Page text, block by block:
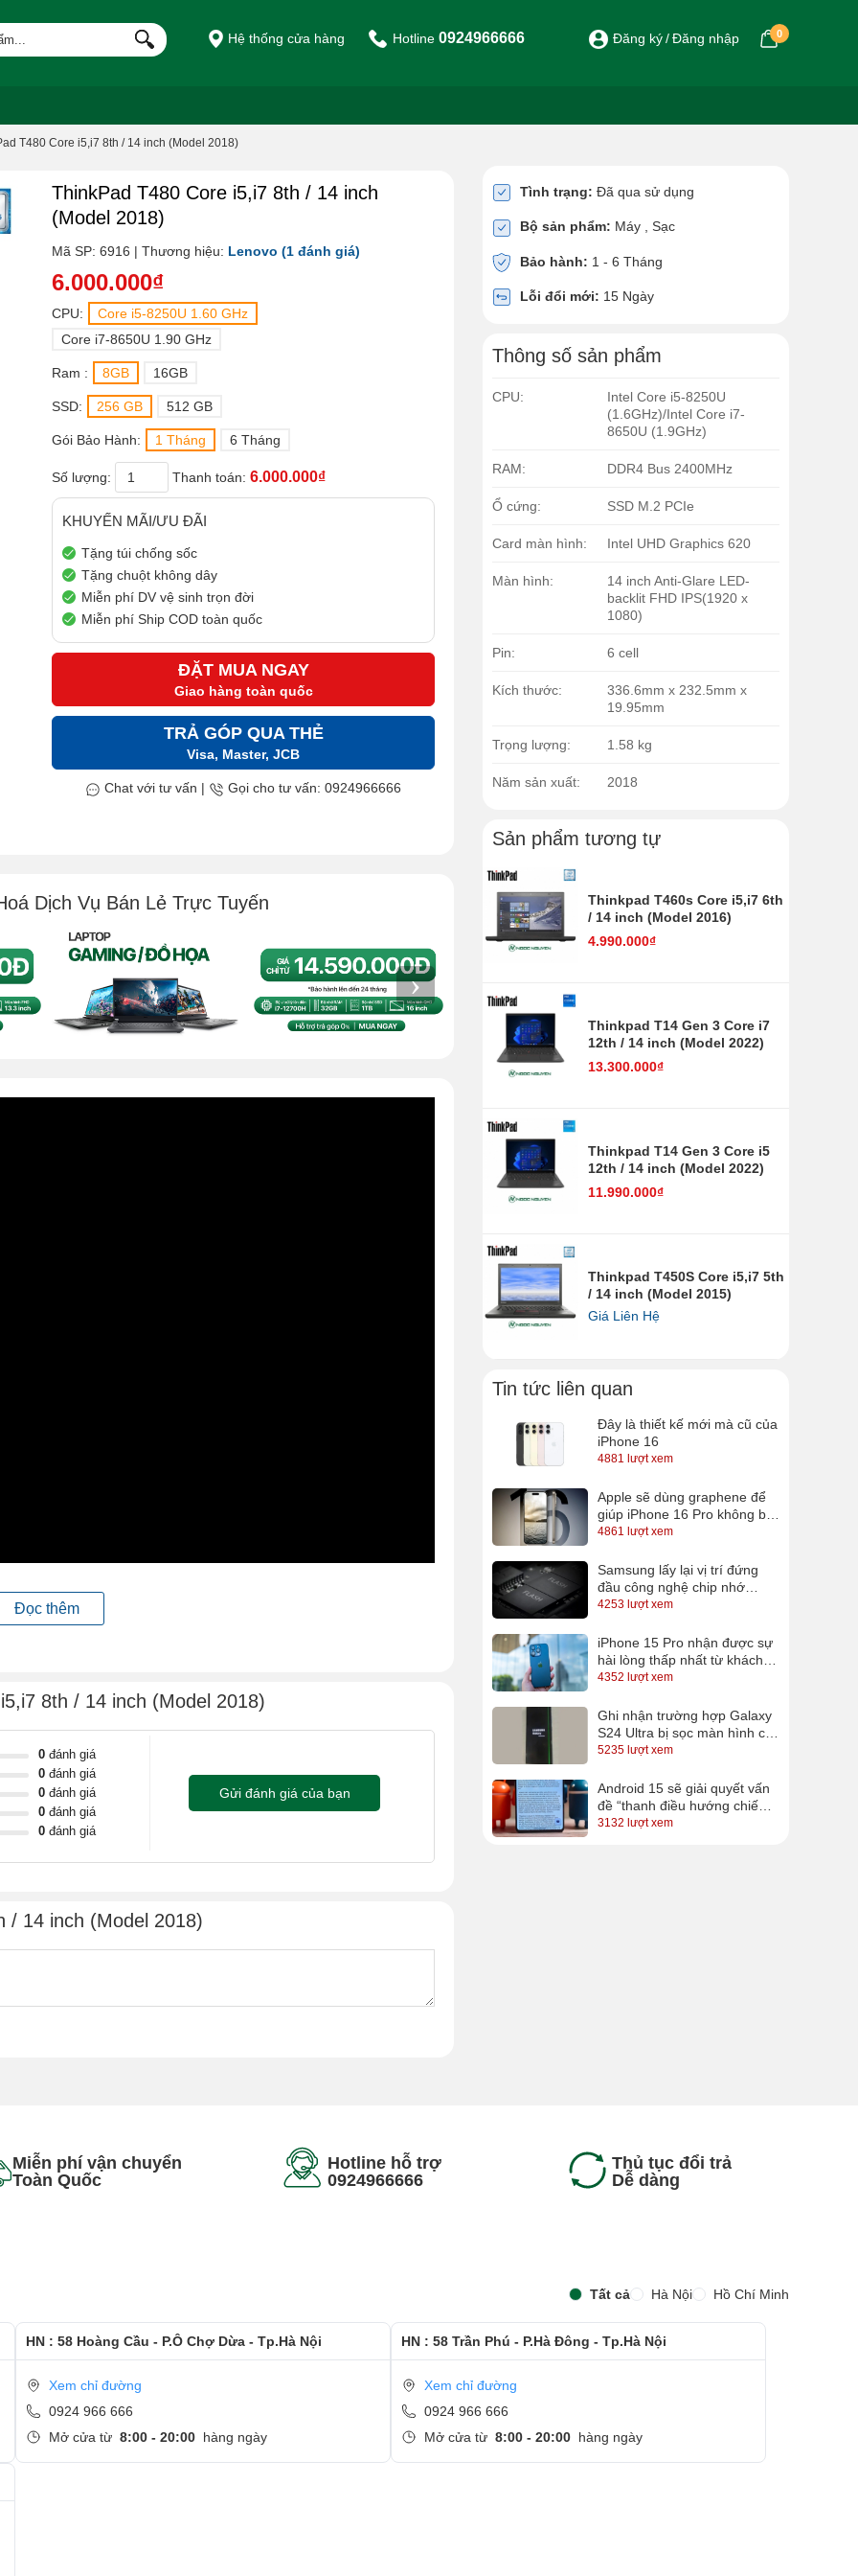
Hệ thống cửa hàng Hotline 0924966666 Đăng ký Đăng nhập 0
T480 Core i5,i7 8th / 14 inch (Model 2018)
ThinkPad T480 Core i5,i7 8th / 14 inch
(Model 2018)
Mã SP: 6916 | Thương hiệu: Lenovo (1 đánh giá)
6.000.000₫
CPU:
Core i5-8250U 1.60 GHz
Core i7-8650U 1.90 GHz
Ram : 8GB 16GB
SSD: 256 GB 512 GB
Gói Bảo Hành: 1 Tháng 6 Tháng
Số lượng: Thanh toán: 6.000.000₫
KHUYẾN MÃI/ƯU ĐÃI
Tặng túi chống sốc
Tặng chuột không dây
Miễn phí DV vệ sinh trọn đời
Miễn phí Ship COD toàn quốc
ĐẶT MUA NGAY
Giao hàng toàn quốc
TRẢ GÓP QUA THẺ
Visa, Master, JCB
Chat với tư vấn | Gọi cho tư vấn: 0924966666
Dịch Vụ Bán Lẻ Trực Tuyến
›
doanh nghiệp, và dòng sản phẩm T của nó thậm chí nó còn
Đọc thêm
8th / 14 inch (Model 2018)
0 đánh giá
0 đánh giá
0 đánh giá
0 đánh giá
0 đánh giá
Gửi đánh giá của bạn
/ 14 inch (Model 2018)
Tình trạng: Đã qua sử dụng
Bộ sản phẩm: Máy , Sạc
Bảo hành: 1 - 6 Tháng
Lỗi đổi mới: 15 Ngày
Thông số sản phẩm
CPU:
Intel Core i5-8250U
(1.6GHz)/Intel Core i7-
8650U (1.9GHz)
RAM: DDR4 Bus 2400MHz
Ổ cứng: SSD M.2 PCIe
Card màn hình: Intel UHD Graphics 620
Màn hình:
14 inch Anti-Glare LED-
backlit FHD IPS(1920 x
1080)
Pin: 6 cell
Kích thước:
336.6mm x 232.5mm x
19.95mm
Trọng lượng: 1.58 kg
Năm sản xuất: 2018
Sản phẩm tương tự
Thinkpad T460s Core i5,i7 6th
/ 14 inch (Model 2016)
4.990.000₫
Thinkpad T14 Gen 3 Core i7
12th / 14 inch (Model 2022)
13.300.000₫
Thinkpad T14 Gen 3 Core i5
12th / 14 inch (Model 2022)
11.990.000₫
Thinkpad T450S Core i5,i7 5th
/ 14 inch (Model 2015)
Giá Liên Hệ
Tin tức liên quan
Đây là thiết kế mới mà cũ của
iPhone 16
4881 lượt xem
Apple sẽ dùng graphene để
giúp iPhone 16 Pro không bị
nóng?
4861 lượt xem
Samsung lấy lại vị trí đứng
đầu công nghệ chip nhớ
QLC, sắp có SSD 16TB cho
4253 lượt xem
iPhone 15 Pro nhận được sự
hài lòng thấp nhất từ khách
hàng
4352 lượt xem
Ghi nhận trường hợp Galaxy
S24 Ultra bị sọc màn hình chỉ
sau vài ngày sử dụng
5235 lượt xem
Android 15 sẽ giải quyết vấn
đề “thanh điều hướng chiếm
diện tích” trên Android?
3132 lượt xem
Miễn phí vận chuyển
Toàn Quốc
Hotline hỗ trợ
0924966666
Thủ tục đổi trả
Dễ dàng
Tất cả Hà Nội Hồ Chí Minh
HN : 58 Hoàng Cầu - P.Ô Chợ Dừa - Tp.Hà Nội
Xem chỉ đường
0924 966 666
Mở cửa từ 8:00 - 20:00 hàng ngày
HN : 58 Trần Phú - P.Hà Đông - Tp.Hà Nội
Xem chỉ đường
0924 966 666
Mở cửa từ 8:00 - 20:00 hàng ngày